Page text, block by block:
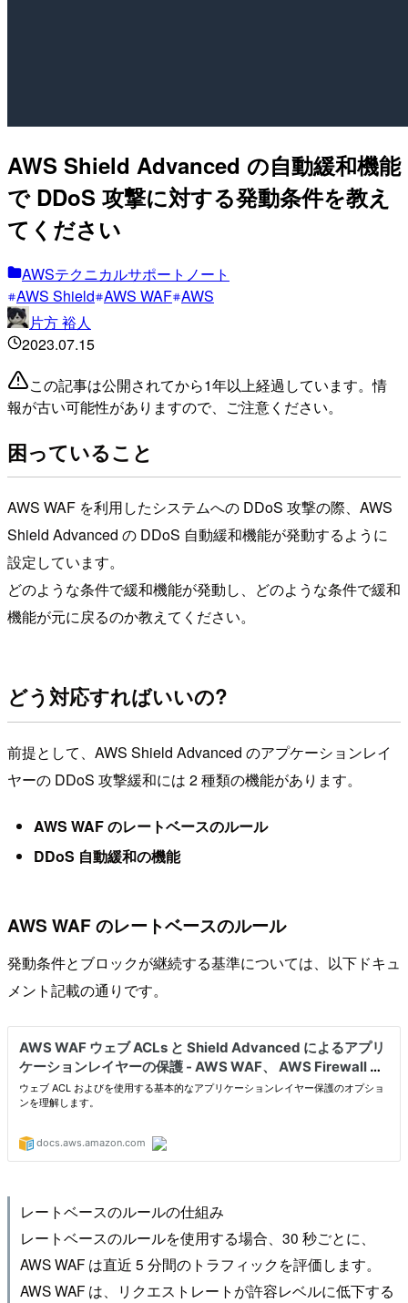
AWS Shield Advanced の自動緩和機能
で DDoS 攻撃に対する発動条件を教え
てください
AWSテクニカルサポートノート
AWS Shield AWS WAF AWS
片方 裕人
2023.07.15
この記事は公開されてから1年以上経過しています。情
報が古い可能性がありますので、ご注意ください。
困っていること
AWS WAF を利用したシステムへの DDoS 攻撃の際、AWS
Shield Advanced の DDoS 自動緩和機能が発動するように
設定しています。
どのような条件で緩和機能が発動し、どのような条件で緩和
機能が元に戻るのか教えてください。
どう対応すればいいの?
前提として、AWS Shield Advanced のアプケーションレイ
ヤーの DDoS 攻撃緩和には 2 種類の機能があります。
AWS WAF のレートベースのルール
DDoS 自動緩和の機能
AWS WAF のレートベースのルール
発動条件とブロックが継続する基準については、以下ドキュ
メント記載の通りです。
レートベースのルールの仕組み
レートベースのルールを使用する場合、30 秒ごとに、
AWS WAF は直近 5 分間のトラフィックを評価します。
AWS WAF は、リクエストレートが許容レベルに低下する